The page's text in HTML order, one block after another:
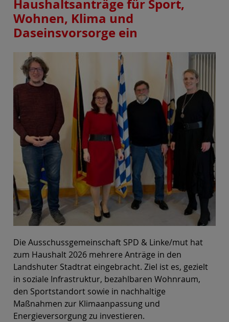
Haushaltsanträge für Sport,
Wohnen, Klima und
Daseinsvorsorge ein
Die Ausschussgemeinschaft SPD & Linke/mut hat
zum Haushalt 2026 mehrere Anträge in den
Landshuter Stadtrat eingebracht. Ziel ist es, gezielt
in soziale Infrastruktur, bezahlbaren Wohnraum,
den Sportstandort sowie in nachhaltige
Maßnahmen zur Klimaanpassung und
Energieversorgung zu investieren.